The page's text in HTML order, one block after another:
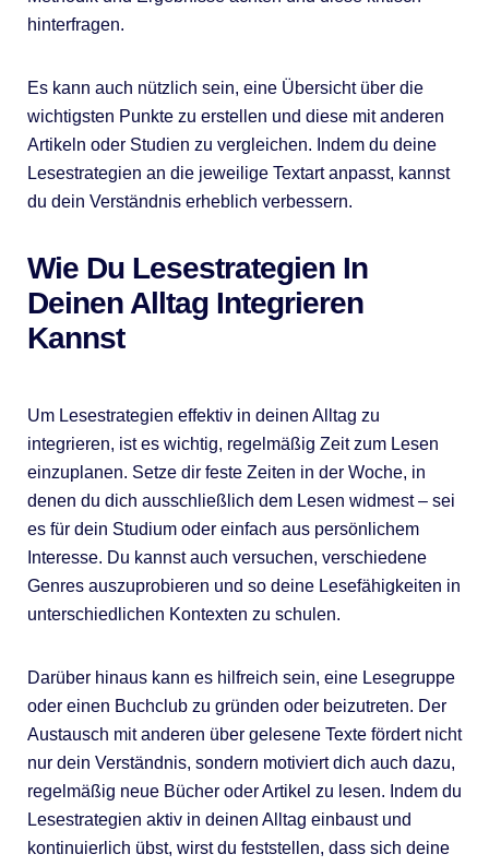
hinterfragen.
Es kann auch nützlich sein, eine Übersicht über die
wichtigsten Punkte zu erstellen und diese mit anderen
Artikeln oder Studien zu vergleichen. Indem du deine
Lesestrategien an die jeweilige Textart anpasst, kannst
du dein Verständnis erheblich verbessern.
Wie Du Lesestrategien In
Deinen Alltag Integrieren
Kannst
Um Lesestrategien effektiv in deinen Alltag zu
integrieren, ist es wichtig, regelmäßig Zeit zum Lesen
einzuplanen. Setze dir feste Zeiten in der Woche, in
denen du dich ausschließlich dem Lesen widmest – sei
es für dein Studium oder einfach aus persönlichem
Interesse. Du kannst auch versuchen, verschiedene
Genres auszuprobieren und so deine Lesefähigkeiten in
unterschiedlichen Kontexten zu schulen.
Darüber hinaus kann es hilfreich sein, eine Lesegruppe
oder einen Buchclub zu gründen oder beizutreten. Der
Austausch mit anderen über gelesene Texte fördert nicht
nur dein Verständnis, sondern motiviert dich auch dazu,
regelmäßig neue Bücher oder Artikel zu lesen. Indem du
Lesestrategien aktiv in deinen Alltag einbaust und
kontinuierlich übst, wirst du feststellen, dass sich deine